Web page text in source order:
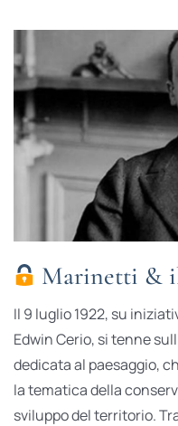
Marinetti &
Il 9 luglio 1922, su
Edwin Cerio, si tenne
dedicata al paesaggio,
la tematica della
sviluppo del territorio.